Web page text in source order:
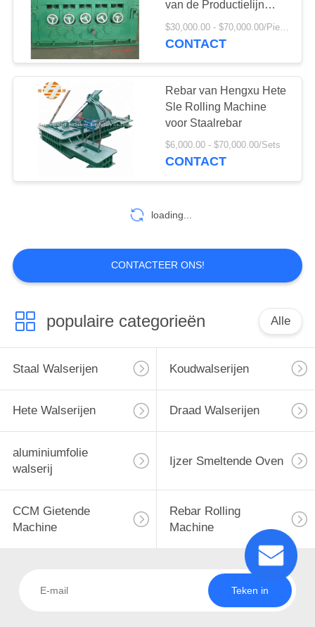
van de Productielijn
Walserij maakt recht
$30,000.00 - $70,000.00/Pieces
CONTACT
Rebar van Hengxu Hete
Sle Rolling Machine
voor Staalrebar
$6,000.00 - $70,000.00/Sets
CONTACT
loading...
CONTACTEER ONS!
populaire categorieën Alle
Staal Walserijen Koudwalserijen
Hete Walserijen Draad Walserijen
aluminiumfolie
walserij
Ijzer Smeltende Oven
CCM Gietende
Machine
Rebar Rolling
Machine
Teken in